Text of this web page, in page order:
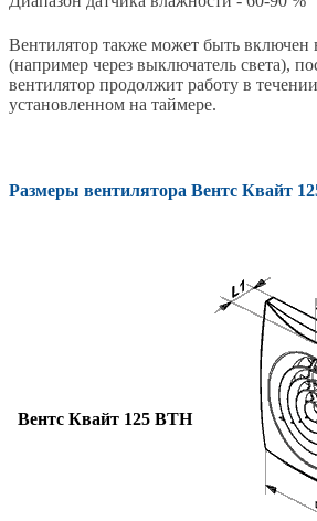
Вентилятор также может быть
(например через выключатель света),
вентилятор продолжит работу в
установленном на таймере.
Размеры вентилятора Вентс Квайт
Вентс Квайт 125 ВТН